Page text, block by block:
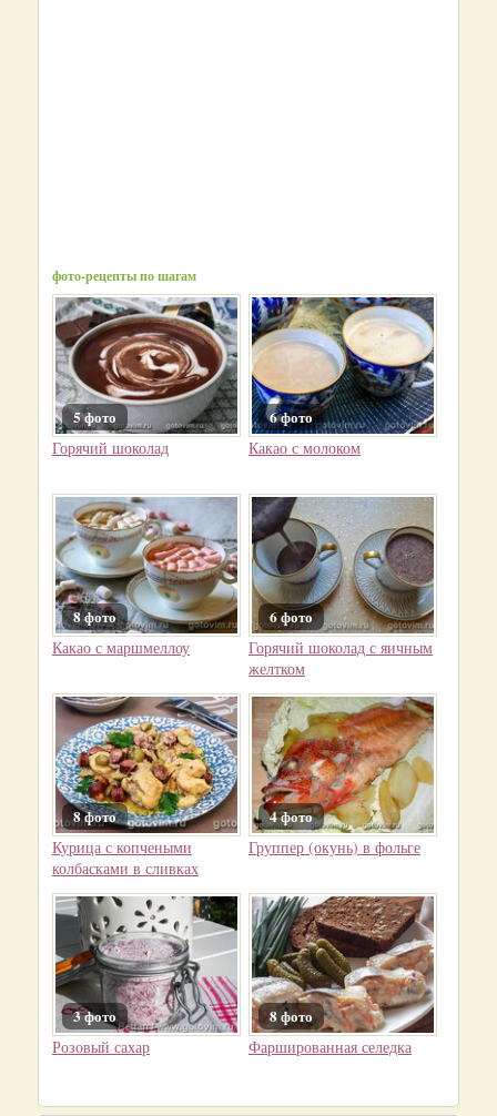
фото-рецепты по шагам
5 фото
Горячий шоколад
6 фото
Какао с молоком
8 фото
Какао с маршмеллоу
6 фото
Горячий шоколад с яичным
желтком
8 фото
Курица с копчеными
колбасками в сливках
4 фото
Группер (окунь) в фольге
3 фото
Розовый сахар
8 фото
Фаршированная селедка